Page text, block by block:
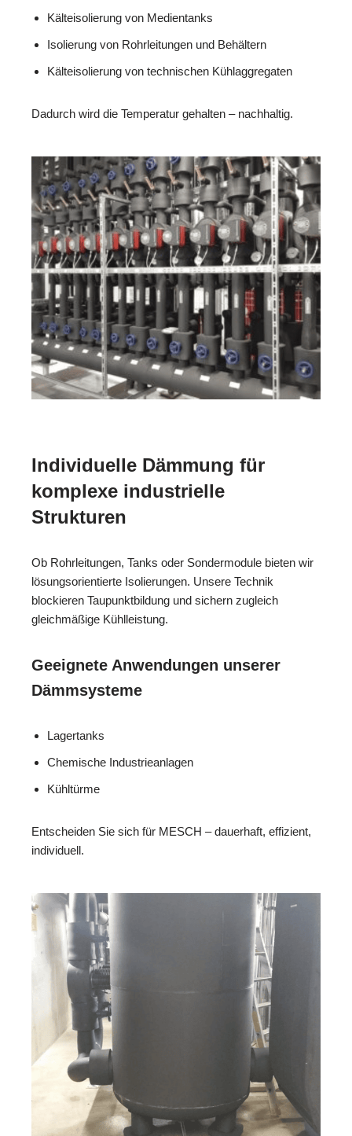
Kälteisolierung von Medientanks
Isolierung von Rohrleitungen und Behältern
Kälteisolierung von technischen Kühlaggregaten
Dadurch wird die Temperatur gehalten – nachhaltig.
Individuelle Dämmung für
komplexe industrielle
Strukturen
Ob Rohrleitungen, Tanks oder Sondermodule bieten wir
lösungsorientierte Isolierungen. Unsere Technik
blockieren Taupunktbildung und sichern zugleich
gleichmäßige Kühlleistung.
Geeignete Anwendungen unserer
Dämmsysteme
Lagertanks
Chemische Industrieanlagen
Kühltürme
Entscheiden Sie sich für MESCH – dauerhaft, effizient,
individuell.